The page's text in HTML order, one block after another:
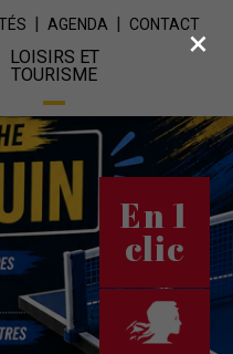
AGENDA CONTACT
LOISIRS ET
TOURISME
En 1
clic
×